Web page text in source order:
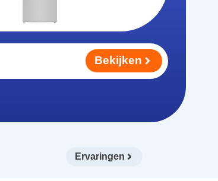
Bekijken
Ervaringen